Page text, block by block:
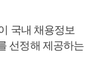
국내 채용정보
선정해 제공하는